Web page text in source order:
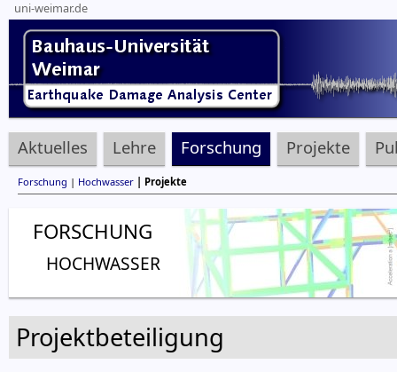
uni-weimar.de
Aktuelles Lehre Forschung Projekte
Forschung | Hochwasser | Projekte
FORSCHUNG
HOCHWASSER
Projektbeteiligung